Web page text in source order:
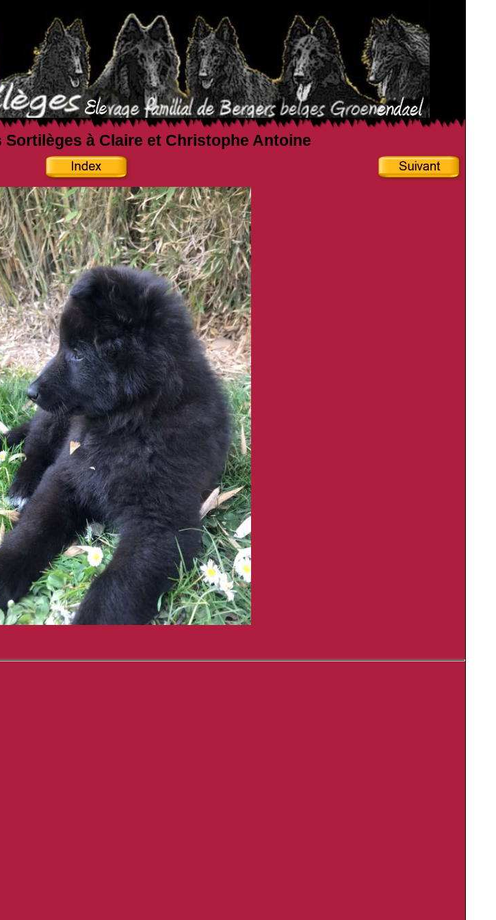
Sortilèges à Claire et Christophe Antoine